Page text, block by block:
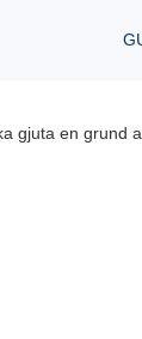
gjuta en grund